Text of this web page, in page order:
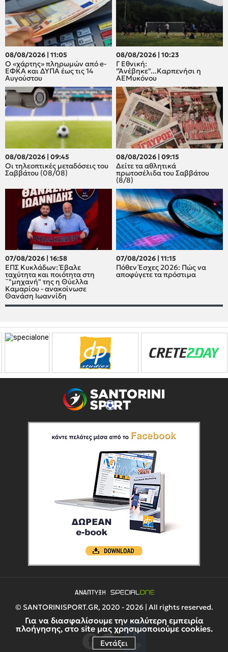
Για να διασφαλίσουμε την καλύτερη εμπειρία
πλοήγησης, στο site μας χρησιμοποιούμε cookies.
Εντάξει
08/08/2026 | 11:05
Ο «χάρτης» πληρωμών από e-
ΕΦΚΑ και ΔΥΠΑ έως τις 14
Αυγούστου
08/08/2026 | 10:23
Γ Εθνική:
"Άνέβηκε"...Καρπενήσι η
ΑΕΜυκόνου
08/08/2026 | 09:45
Οι τηλεοπτικές μεταδόσεις του
Σαββάτου (08/08)
08/08/2026 | 09:15
Δείτε τα αθλητικά
πρωτοσέλιδα του Σαββάτου
(8/8)
07/08/2026 | 16:58
ΕΠΣ Κυκλάδων: Έβαλε
ταχύτητα και ποιότητα στη
¨"μηχανή" της η Θύελλα
Καμαρίου - ανακοίνωσε
Θανάση Ιωαννίδη
07/08/2026 | 11:15
Πόθεν Έσχες 2026: Πώς να
αποφύγετε τα πρόστιμα
© SANTORINISPORT.GR, 2020 - 2026 | All rights reserved.
UP